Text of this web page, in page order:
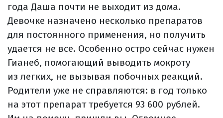
года Даша почти не выходит из дома.
Девочке назначено несколько препаратов
для постоянного применения, но получить
удается не все. Особенно остро сейчас нужен
Гианеб, помогающий выводить мокроту
из легких, не вызывая побочных реакций.
Родители уже не справляются: в год только
на этот препарат требуется 93 600 рублей.